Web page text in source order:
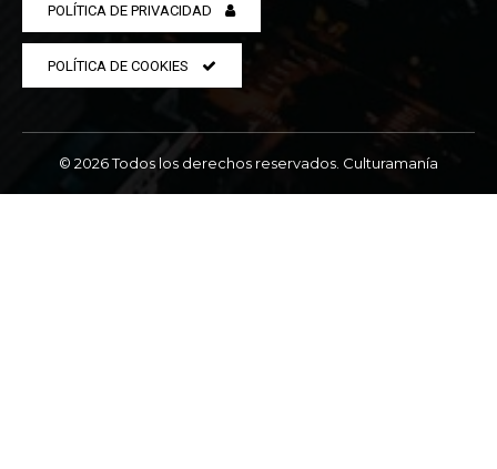
POLÍTICA DE PRIVACIDAD
POLÍTICA DE COOKIES
© 2026 Todos los derechos reservados. Culturamanía